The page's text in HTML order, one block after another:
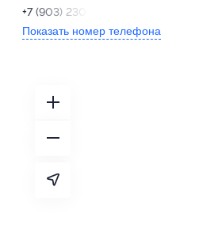
+7 (903) 230-03-55
Показать номер телефона